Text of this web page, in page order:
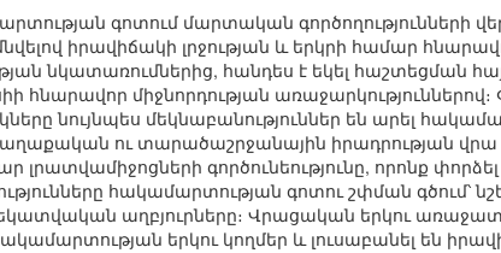
գոտում մարտական գործողությունների
իրավիճակի լրջության և երկրի համար
նկատառումներից, հանդես է եկել հաշտեցման
հնարավոր միջնորդության
նույնպես մեկնաբանություններ են արել
ու տարածաշրջանային իրադրության վրա
գործունեությունը, որոնք
հակամարտության գոտու շփման գծում՝
աղբյուրները։ Վրացական երկու
երկու կողմեր և լուսաբանել են